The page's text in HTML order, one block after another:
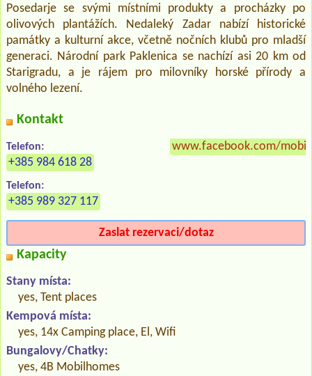
Posedarje se svými místními produkty a procházky po
olivových plantážích. Nedaleký Zadar nabízí historické
památky a kulturní akce, včetně nočních klubů pro mladší
generaci. Národní park Paklenica se nachízí asi 20 km od
Starigradu, a je rájem pro milovníky horské přírody a
volného lezení.
Kontakt
Telefon:
+385 984 618 28
Telefon:
+385 989 327 117
www.facebook.com/
Zaslat rezervaci/dotaz
Kapacity
Stany místa:
yes, Tent places
Kempová místa:
yes, 14x Camping place, El, Wifi
Bungalovy/Chatky:
yes, 4B Mobilhomes